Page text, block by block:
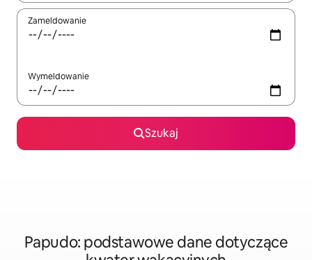
Zameldowanie
Wymeldowanie
Szukaj
Papudo: podstawowe dane dotyczące